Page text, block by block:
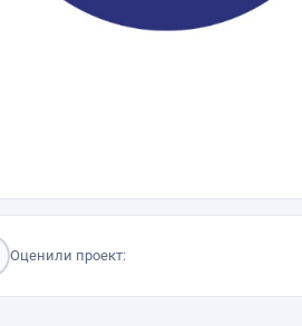
Оценили проект: